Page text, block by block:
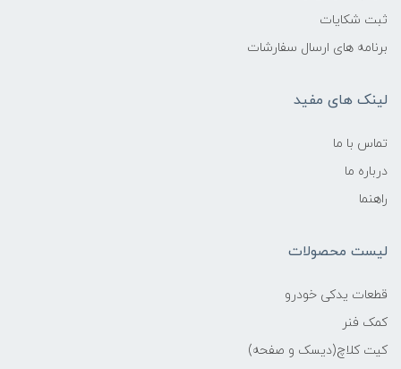
ثبت شکایات
برنامه های ارسال سفارشات
لینک های مفید
تماس با ما
درباره ما
راهنما
لیست محصولات
قطعات یدکی خودرو
کمک فنر
کیت کلاچ(دیسک و صفحه)